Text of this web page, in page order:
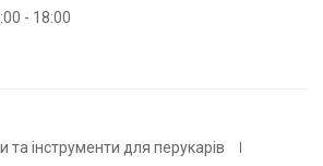
- 18:00
та інструменти для перукарів